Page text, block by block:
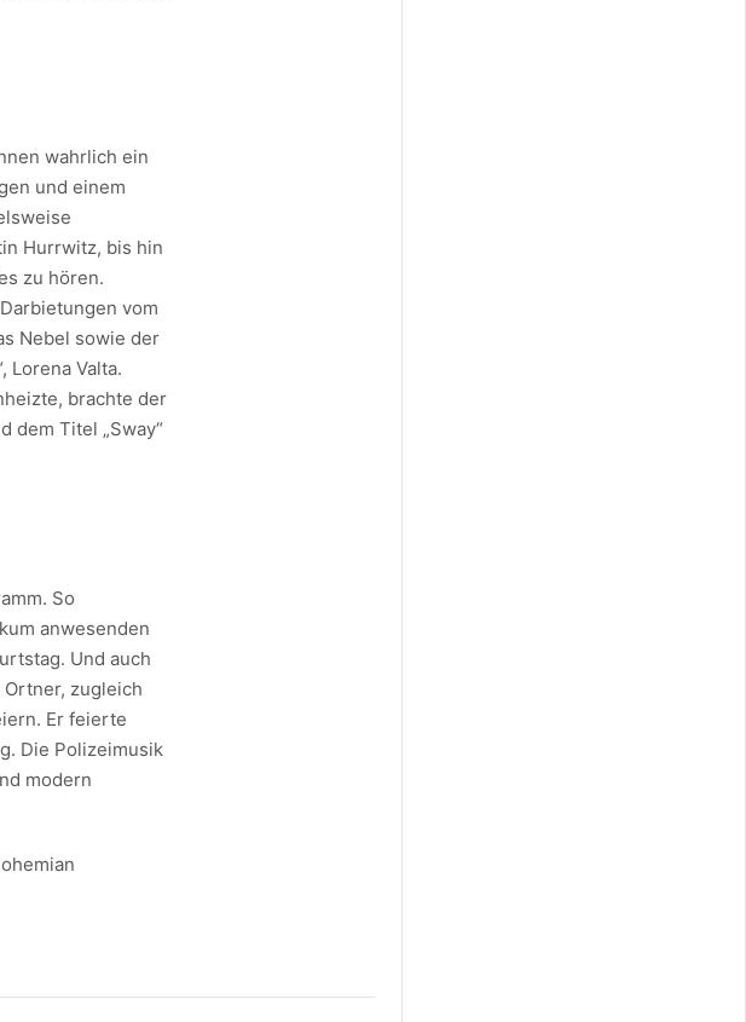
wahrlich ein
und einem
Hurrwitz, bis hin
zu hören.
vom
Nebel sowie der
Lorena Valta.
brachte der
dem Titel „Sway“
So
anwesenden
Und auch
zugleich
Er feierte
Die Polizeimusik
modern